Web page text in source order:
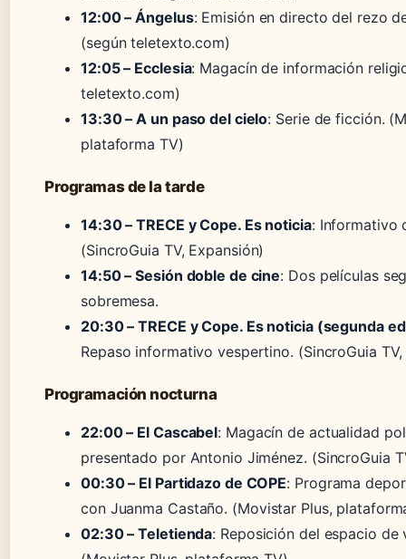
12:00 – Ángelus: Emisión en directo del rezo
(según teletexto.com)
12:05 – Ecclesia: Magacín de información
teletexto.com)
13:30 – A un paso del cielo: Serie de ficción.
plataforma TV)
Programas de la tarde
14:30 – TRECE y Cope. Es noticia: Informativo
(SincroGuia TV, Expansión)
14:50 – Sesión doble de cine: Dos películas
sobremesa.
20:30 – TRECE y Cope. Es noticia (segunda
Repaso informativo vespertino. (SincroGuia
Programación nocturna
22:00 – El Cascabel: Magacín de actualidad
presentado por Antonio Jiménez. (SincroGuia
00:30 – El Partidazo de COPE: Programa
con Juanma Castaño. (Movistar Plus,
02:30 – Teletienda: Reposición del espacio de